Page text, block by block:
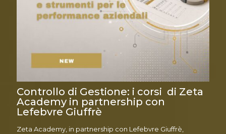
Controllo di Gestione: i corsi di Zeta
Academy in partnership con
Lefebvre Giuffrè
Zeta Academy, in partnership con Lefebvre Giuffrè,